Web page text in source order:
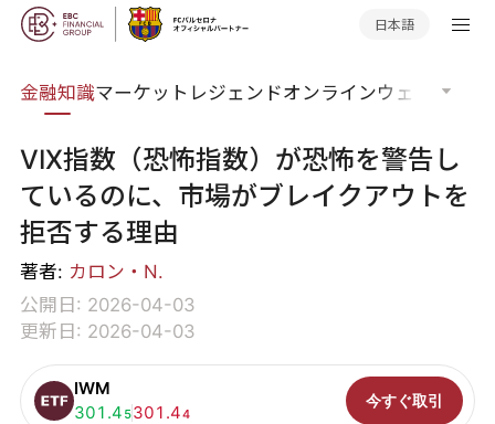
日本語
金融知識マーケットレジェンドオンラインウェビナー
VIX指数（恐怖指数）が恐怖を警告し
ているのに、市場がブレイクアウトを
拒否する理由
著者: カロン・N.
公開日: 2026-04-03
更新日: 2026-04-03
IWM
買い:
301.4 5売り:
301.44
今すぐ取引